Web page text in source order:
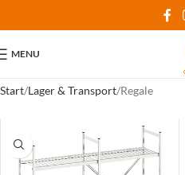
MENU
Start Lager & Transport Regale